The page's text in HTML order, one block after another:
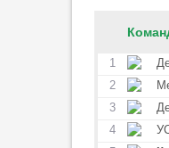
в 4 млн евро
Помощник
почему
18:38
5
РФС
1
2
3
4